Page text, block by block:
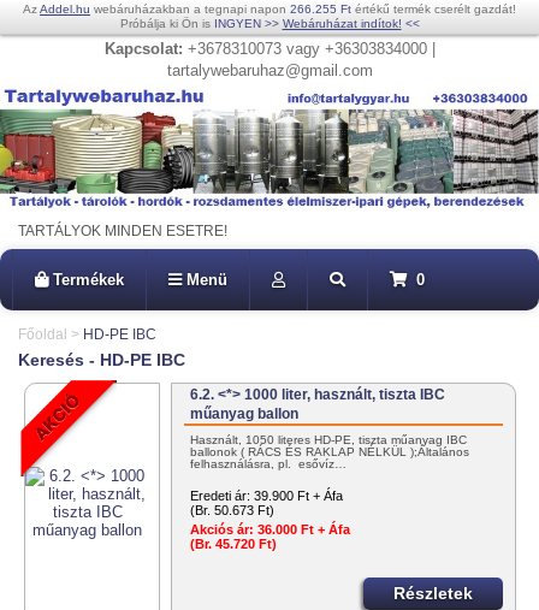
AzAddel.hu webáruházakban a tegnapi napon 266.255 Ft értékű termék cserélt gazdát!
Próbálja ki Ön is INGYEN >> Webáruházat indítok! <<
Kapcsolat: +3678310073 vagy +36303834000 |
tartalywebaruhaz@gmail.com
TARTÁLYOK MINDEN ESETRE!
Termékek Menü 0
Főoldal > HD-PE IBC
Keresés - HD-PE IBC
6.2. <*> 1000 liter, használt, tiszta IBC
műanyag ballon
Használt, 1050 literes HD-PE, tiszta műanyag IBC
ballonok ( RÁCS ÉS RAKLAP NÉLKÜL );Általános
felhasználásra, pl. esővíz…
Eredeti ár: 39.900 Ft + Áfa
(Br. 50.673 Ft)
Akciós ár: 36.000 Ft + Áfa
(Br. 45.720 Ft)
Részletek